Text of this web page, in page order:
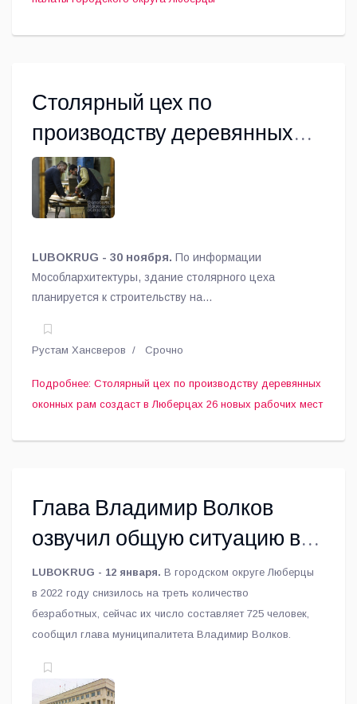
Столярный цех по
производству деревянных
оконных рам создаст в
Люберцах 26 новых рабочих
мест
LUBOKRUG - 30 ноября. По информации
Мособлархитектуры, здание столярного цеха
планируется к строительству на
Рустам Хансверов Срочно
Подробнее: Столярный цех по производству деревянных
оконных рам создаст в Люберцах 26 новых рабочих мест
Глава Владимир Волков
озвучил общую ситуацию в
сфере занятости в
Люберецком округе
LUBOKRUG - 12 января. В городском округе Люберцы
в 2022 году снизилось на треть количество
безработных, сейчас их число составляет 725 человек,
сообщил глава муниципалитета Владимир Волков.